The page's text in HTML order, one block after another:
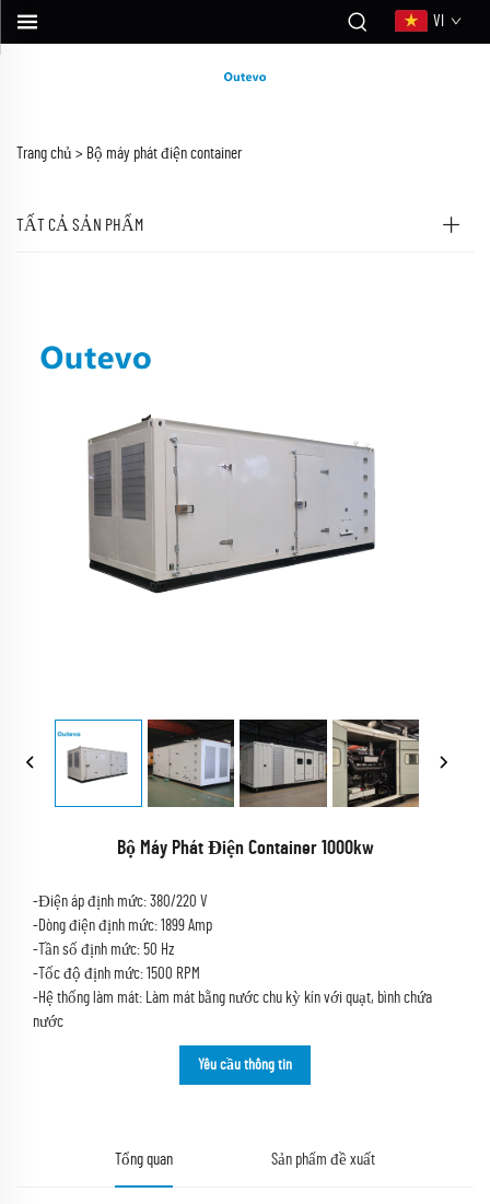
VI
Trang chủ > Bộ máy phát điện container
TẤT CẢ SẢN PHẨM
Bộ Máy Phát Điện Container 1000kw
-Điện áp định mức: 380/220 V
-Dòng điện định mức: 1899 Amp
-Tần số định mức: 50 Hz
-Tốc độ định mức: 1500 RPM
-Hệ thống làm mát: Làm mát bằng nước chu kỳ kín với quạt, bình chứa
nước
Yêu cầu thông tin
Tổng quan Sản phẩm đề xuất